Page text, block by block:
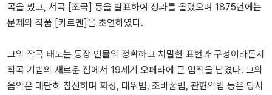
곡을 썼고, 서곡 [조국] 등을 발표하여 성과를 올렸으며 1875년에는
문제의 작품 [카르멘]을 초연하였다.
그의 작곡 태도는 등장 인물의 정확하고 치밀한 표현과 구성이라든지
작곡 기법의 새로운 점에서 19세기 오페라에 큰 업적을 남겼다. 그의
음악은 대단히 참신하며 화성, 대위법, 조바꿈법, 관현악법 등은 당시